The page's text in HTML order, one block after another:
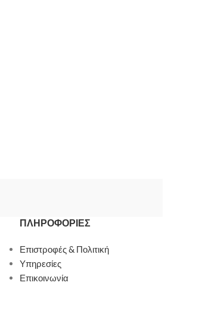
ΠΛΗΡΟΦΟΡΊΕΣ
Επιστροφές & Πολιτική
Υπηρεσίες
Επικοινωνία